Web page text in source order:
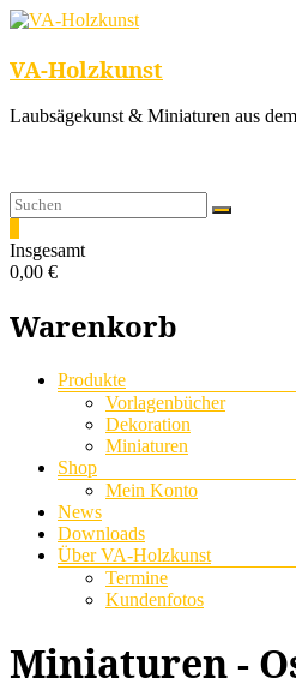
VA-Holzkunst
Laubsägekunst & Miniaturen aus
Insgesamt
0,00 €
Warenkorb
Menü
Produkte
Vorlagenbücher
Dekoration
Miniaturen
Shop
Mein Konto
News
Downloads
Über VA-Holzkunst
Termine
Kundenfotos
Miniaturen -